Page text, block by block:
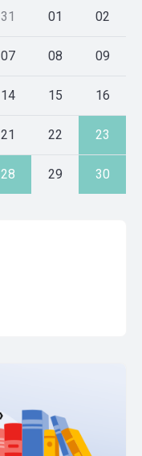
31 01 02
07 08 09
14 15 16
21 22 23
28 29 30